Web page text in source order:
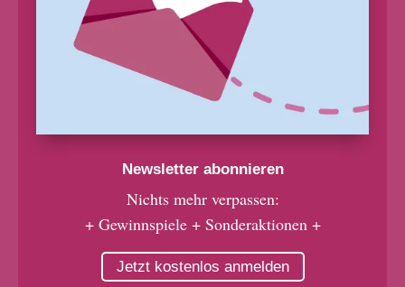
Newsletter abonnieren
Nichts mehr verpassen:
+ Gewinnspiele + Sonderaktionen +
Jetzt kostenlos anmelden